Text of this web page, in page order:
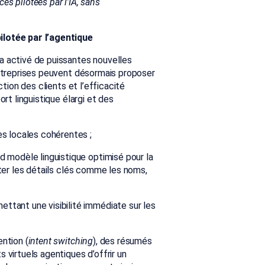
pilotées par l’IA, sans
par l’agentique
activé de puissantes nouvelles
peuvent désormais proposer
des clients et l’efficacité
linguistique élargi et des
locales cohérentes ;
modèle linguistique optimisé pour la
les détails clés comme les noms,
une visibilité immédiate sur les
(intent switching), des résumés
virtuels agentiques d’offrir un